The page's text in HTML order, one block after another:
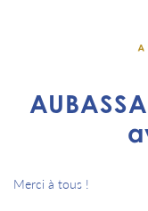
Merci à tous !